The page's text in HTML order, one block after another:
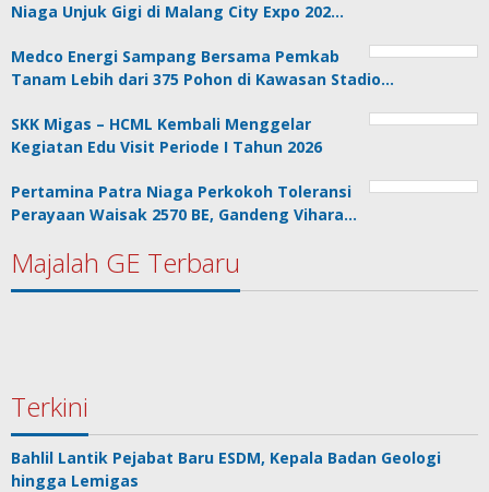
Niaga Unjuk Gigi di Malang City Expo 202…
Medco Energi Sampang Bersama Pemkab
Tanam Lebih dari 375 Pohon di Kawasan Stadio…
SKK Migas – HCML Kembali Menggelar
Kegiatan Edu Visit Periode I Tahun 2026
Pertamina Patra Niaga Perkokoh Toleransi
Perayaan Waisak 2570 BE, Gandeng Vihara…
Majalah GE Terbaru
Terkini
Bahlil Lantik Pejabat Baru ESDM, Kepala Badan Geologi
hingga Lemigas